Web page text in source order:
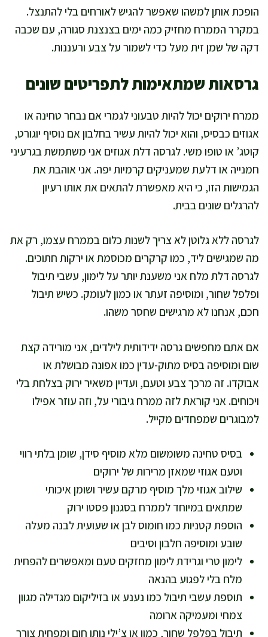
הופכת אותן למשהו שאפשר להגיש לאורחים בלי להתנצל.
במקרר הממרח מחזיק כמה ימים בצנצנת סגורה, עם שכבה
דקה של שמן זית מעל כדי לשמור על צבע ורעננות.
גרסאות שמתאימות לתפריטים שונים
ממרח ירוקים יכול להיות טבעוני לגמרי אם נבחר טחינה או
אגוזים כבסיס, והוא יכול להיות עשיר בחלבון אם נוסיף יוגורט,
קוטג’ או טופו משי. לגרסה דלת אגוזים אני משתמשת בגרעיני
חמנייה או דלעת שמעניקים קרמיות יפה. אני אוהבת את
הגמישות הזו, כי היא מאפשרת להתאים את אותו רעיון
להרגלים שונים בבית.
לגרסה ללא גלוטן לא צריך לשנות כלום בממרח עצמו, רק את
מה שמגישים ליד, כמו קרקרים מכוסמת או ירקות חתוכים.
לגרסה דלת מלח אני משענת יותר על לימון, עשבי תיבול
ופלפל שחור, ומוסיפה זעתר או כמון לעומק. כשיש תיבול
חכם, אנחנו לא מרגישים שחסר משהו.
אם אתם מחפשים גרסה ידידותית לילדים, אני מורידה קצת
שום ומוסיפה בסיס מתוק-עדין כמו אפונה מבושלת או
אבוקדו. זה מרכך צבע וטעם, ועדיין משאיר ירוק בצלחת בלי
ויכוחים. אני קוראת לזה ממרח גיבורי על, וזה עוזר אפילו
למבוגרים שמפחדים מקייל.
בסיס טחינה משומשום מלא מוסיף סידן, שומן בלתי רווי
וטעם אגוזי שמאזן מרירות של ירוקים
שילוב אגוזי מלך מוסיף מרקם עשיר ושומן איכותי
שמתאים במיוחד לממרח בסגנון פסטו ירוק
הוספת קטניות כמו חומוס לבן או שעועית לבנה מעלה
שובע ומוסיפה חלבון וסיבים
לימון טרי וגרידת לימון מחזקים טעם ומאפשרים להפחית
מלח בלי לפגוע בהנאה
תוספת עשבי תיבול כמו נענע או בזיליקום מגדילה מגוון
צמחי ומעמיקה ארומה
תיבול בפלפל שחור, כמון או צ’ילי נותן חום ומפחית צורך